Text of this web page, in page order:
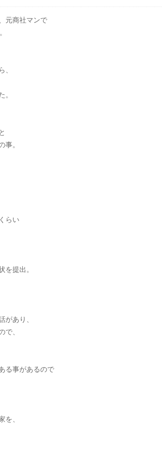
元商社マンで
、
。
事。
らい
を提出。
があり、
で、
る事があるので
を、